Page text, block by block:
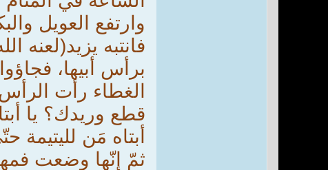
وارتفع العويل
فانتبه يزيد(لعنه
برأس أبيها،
الغطاء رأت
قطع وريدك؟ يا
أبتاه مَن لليتيمة
ثمّ إنّها وضعت